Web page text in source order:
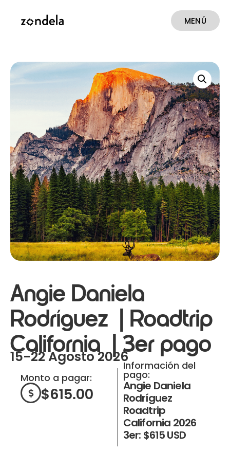
MENÚ
Angie Daniela
Rodríguez | Roadtrip
California | 3er pago
15-22 Agosto 2026
Monto a pagar:
$615.00
Información del
pago:
Angie Daniela
Rodríguez
Roadtrip
California 2026
3er: $615 USD